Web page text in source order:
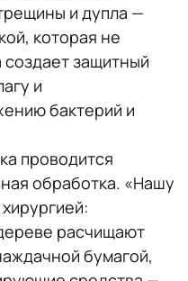
и дупла —
которая не
защитный
и
бактерий и
проводится
обработка. «Нашу
расчищают
бумагой,